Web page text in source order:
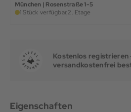
München | Rosenstraße 1-5
1 Stück verfügbar,2. Etage
Kostenlos registrieren
versandkostenfrei
Eigenschaften